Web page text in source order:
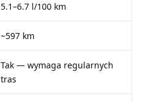
5.1–6.7 l/100 km
~597 km
Tak — wymaga regularnych
tras